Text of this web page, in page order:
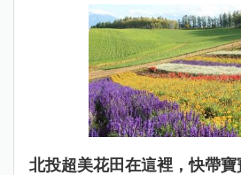
北投超美花田在這裡，快帶